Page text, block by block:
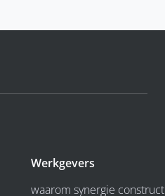
Werkgevers
waarom synergie construct